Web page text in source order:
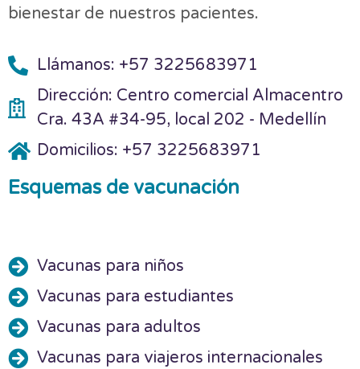
bienestar de nuestros pacientes.
Llámanos: +57 3225683971
Dirección: Centro comercial Almacentro
Cra. 43A #34-95, local 202 - Medellín
Domicilios: +57 3225683971
Esquemas de vacunación
Vacunas para niños
Vacunas para estudiantes
Vacunas para adultos
Vacunas para viajeros internacionales